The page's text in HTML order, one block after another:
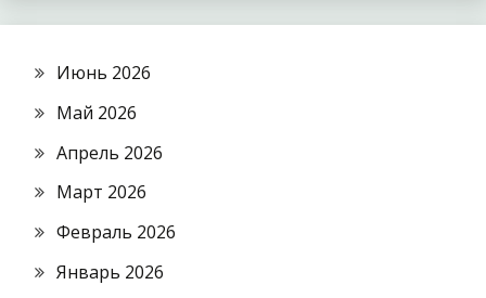
Июнь 2026
Май 2026
Апрель 2026
Март 2026
Февраль 2026
Январь 2026